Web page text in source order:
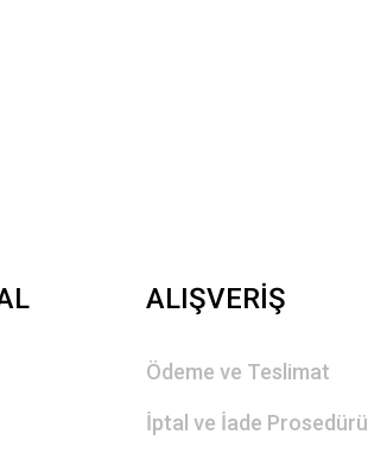
ALIŞVERİŞ
Ödeme ve Teslimat
İptal ve İade Prosedürü